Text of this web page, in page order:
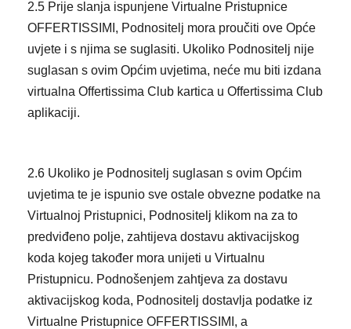
2.5 Prije slanja ispunjene Virtualne Pristupnice
OFFERTISSIMI, Podnositelj mora proučiti ove Opće
uvjete i s njima se suglasiti. Ukoliko Podnositelj nije
suglasan s ovim Općim uvjetima, neće mu biti izdana
virtualna Offertissima Club kartica u Offertissima Club
aplikaciji.
2.6 Ukoliko je Podnositelj suglasan s ovim Općim
uvjetima te je ispunio sve ostale obvezne podatke na
Virtualnoj Pristupnici, Podnositelj klikom na za to
predviđeno polje, zahtijeva dostavu aktivacijskog
koda kojeg također mora unijeti u Virtualnu
Pristupnicu. Podnošenjem zahtjeva za dostavu
aktivacijskog koda, Podnositelj dostavlja podatke iz
Virtualne Pristupnice OFFERTISSIMI, a